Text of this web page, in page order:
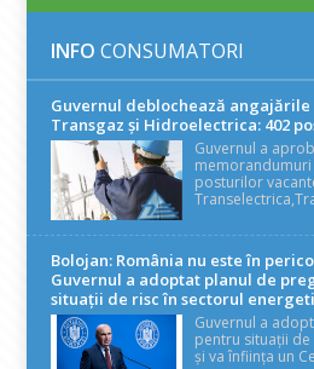
INFO CONSUMATORI
Guvernul deblochează
Transgaz și Hidroelectrica: 402
Guvernul a
posturilor
Bolojan: România nu este în
Guvernul a adoptat planul de
situații de risc în sectorul
Guvernul a
pentru situații
și va înființa un